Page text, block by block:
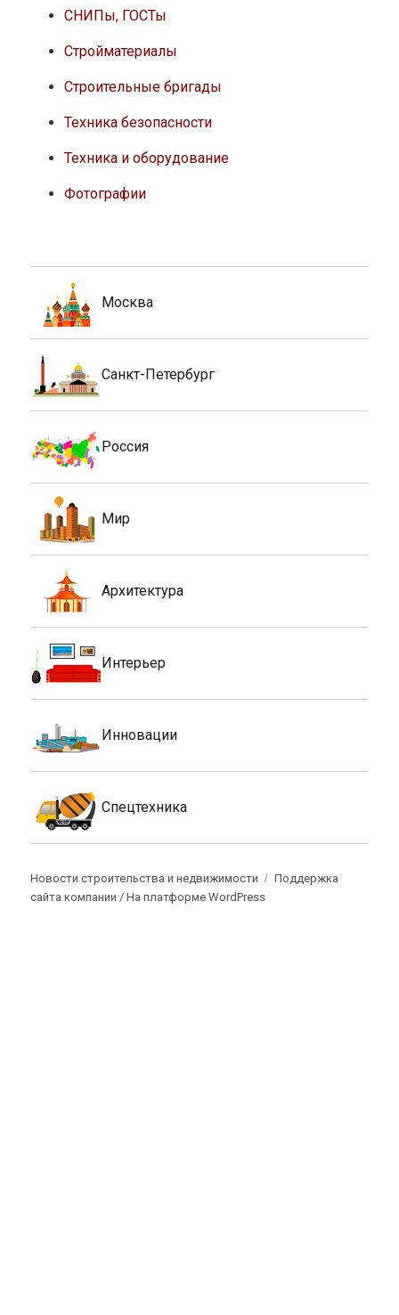
СНИПы, ГОСТы
Стройматериалы
Строительные бригады
Техника безопасности
Техника и оборудование
Фотографии
Москва
Санкт-Петербург
Россия
Мир
Архитектура
Интерьер
Инновации
Спецтехника
Новости строительства и недвижимости
Поддержка
сайта компании /На платформе WordPress